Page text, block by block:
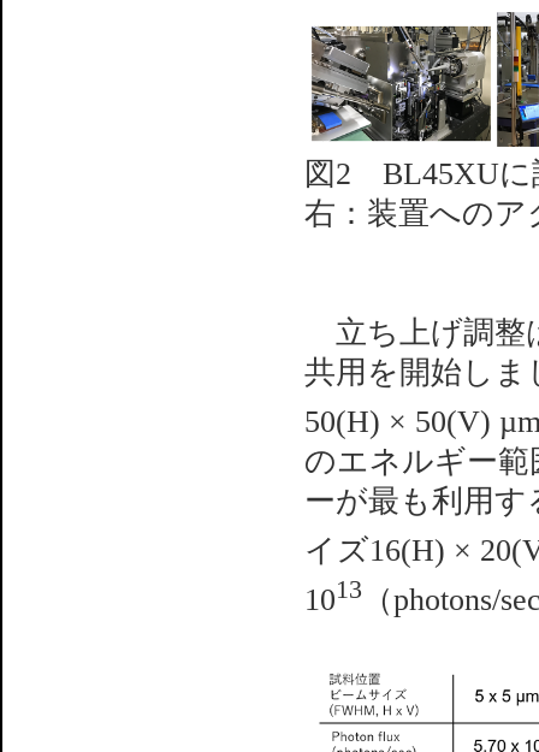
図2 BL45XUに
右：装置へのア
立ち上げ調整
共用を開始しま
50(H) × 50(V)
のエネルギー範
ーが最も利用す
イズ16(H) ×
1013 （photons/